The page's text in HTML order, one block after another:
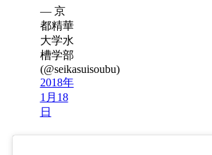
— 京
都精華
大学水
槽学部
(@seikasuisoubu)
2018年
1月18
日